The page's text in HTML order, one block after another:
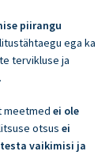
piirangu
ega ka
tervikluse ja
meetmed ei ole
otsus ei
vaikimisi ja
saad